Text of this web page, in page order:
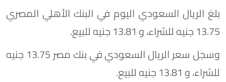
بلغ الريال السعودي اليوم في البنك الأهلي المصري
13.75 جنيه للشراء، و 13.81 جنيه للبيع.
وسجل سعر الريال السعودي في بنك مصر 13.75 جنيه
للشراء، و 13.81 جنيه للبيع.